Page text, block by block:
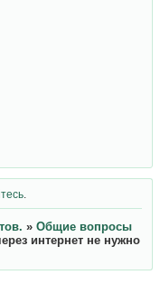
» Общие вопросы
интернет не нужно